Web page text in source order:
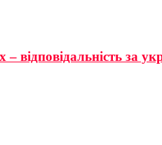
відповідальність за